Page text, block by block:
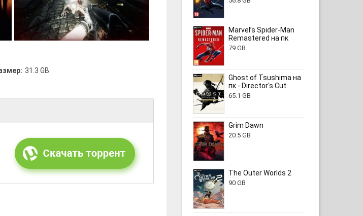
31.3 GB
Marvel’s Spider-Man
Remastered на пк
79 GB
Ghost of Tsushima на
пк - Director's Cut
65.1 GB
Grim Dawn
20.5 GB
The Outer Worlds 2
90 GB